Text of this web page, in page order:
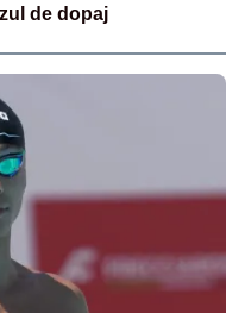
de dopaj